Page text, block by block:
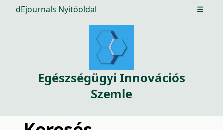
dEjournals Nyitóoldal Open
Egészségügyi Innovációs
Szemle